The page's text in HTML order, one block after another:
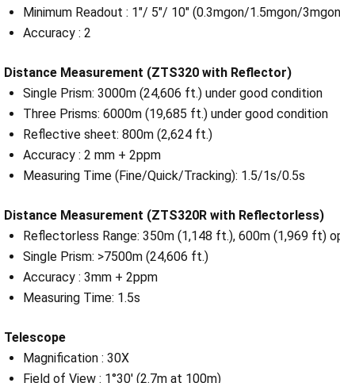
Minimum Readout : 1″/ 5″/ 10″ (0.3mgon/1.5mgon/
Accuracy : 2
Distance Measurement (ZTS320 with Reflector)
Single Prism: 3000m (24,606 ft.) under good condition
Three Prisms: 6000m (19,685 ft.) under good condition
Reflective sheet: 800m (2,624 ft.)
Accuracy : 2 mm + 2ppm
Measuring Time (Fine/Quick/Tracking): 1.5/1s/0.5s
Distance Measurement (ZTS320R with Reflectorless)
Reflectorless Range: 350m (1,148 ft.), 600m (1,969 ft)
Single Prism: >7500m (24,606 ft.)
Accuracy : 3mm + 2ppm
Measuring Time: 1.5s
Telescope
Magnification : 30X
Field of View : 1°30′ (2.7m at 100m)